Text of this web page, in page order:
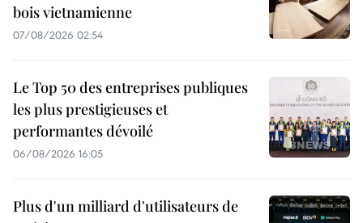
bois vietnamienne
07/08/2026 02:54
Le Top 50 des entreprises publiques
les plus prestigieuses et
performantes dévoilé
06/08/2026 16:05
Plus d'un milliard d'utilisateurs de